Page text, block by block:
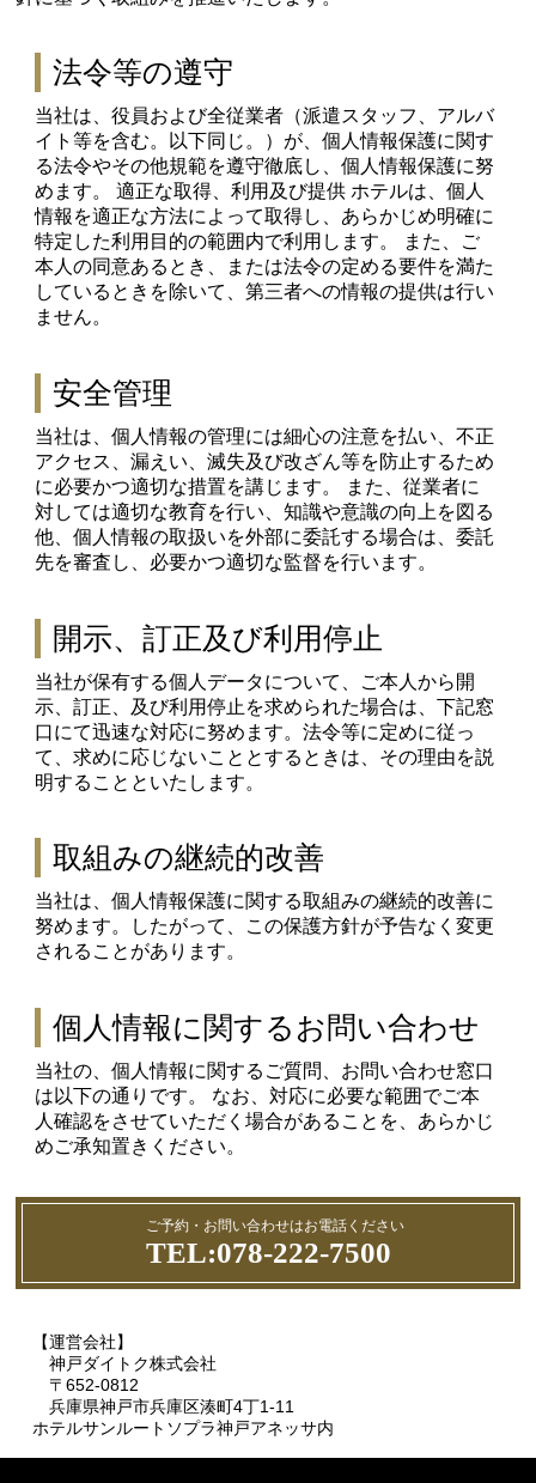
法令等の遵守
当社は、役員および全従業者（派遣スタッフ、アルバ
イト等を含む。以下同じ。）が、個人情報保護に関す
る法令やその他規範を遵守徹底し、個人情報保護に努
めます。 適正な取得、利用及び提供 ホテルは、個人
情報を適正な方法によって取得し、あらかじめ明確に
特定した利用目的の範囲内で利用します。 また、ご
本人の同意あるとき、または法令の定める要件を満た
しているときを除いて、第三者への情報の提供は行い
ません。
安全管理
当社は、個人情報の管理には細心の注意を払い、不正
アクセス、漏えい、滅失及び改ざん等を防止するため
に必要かつ適切な措置を講じます。 また、従業者に
対しては適切な教育を行い、知識や意識の向上を図る
他、個人情報の取扱いを外部に委託する場合は、委託
先を審査し、必要かつ適切な監督を行います。
開示、訂正及び利用停止
当社が保有する個人データについて、ご本人から開
示、訂正、及び利用停止を求められた場合は、下記窓
口にて迅速な対応に努めます。法令等に定めに従っ
て、求めに応じないこととするときは、その理由を説
明することといたします。
取組みの継続的改善
当社は、個人情報保護に関する取組みの継続的改善に
努めます。したがって、この保護方針が予告なく変更
されることがあります。
個人情報に関するお問い合わせ
当社の、個人情報に関するご質問、お問い合わせ窓口
は以下の通りです。 なお、対応に必要な範囲でご本
人確認をさせていただく場合があることを、あらかじ
めご承知置きください。
ご予約・お問い合わせはお電話ください
TEL:078-222-7500
【運営会社】
神戸ダイトク株式会社
〒652-0812
兵庫県神戸市兵庫区湊町4丁1-11
ホテルサンルートソプラ神戸アネッサ内